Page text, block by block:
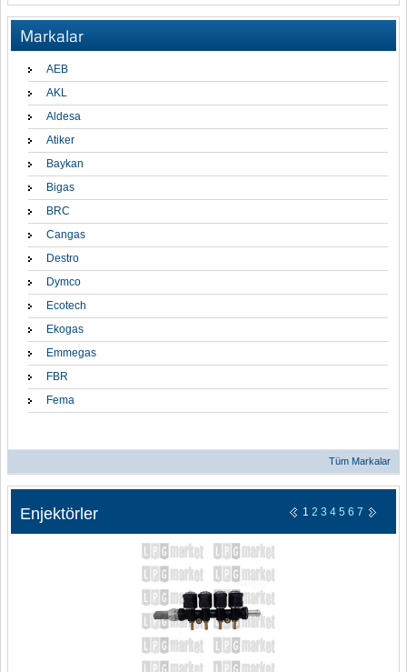
Markalar
AEB
AKL
Aldesa
Atiker
Baykan
Bigas
BRC
Cangas
Destro
Dymco
Ecotech
Ekogas
Emmegas
FBR
Fema
Tüm Markalar
Enjektörler 1 2 3 4 5 6 7